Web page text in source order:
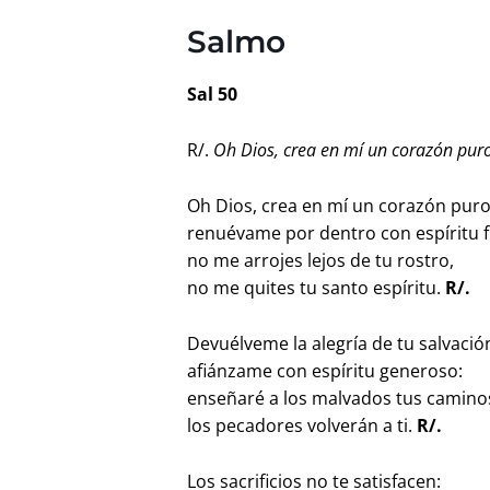
Salmo
Sal 50
R/. Oh Dios, crea en mí un corazón
Oh Dios, crea en mí un corazón
renuévame por dentro con espíritu
no me arrojes lejos de tu rostro,
no me quites tu santo espíritu. R/.
Devuélveme la alegría de tu
afiánzame con espíritu generoso:
enseñaré a los malvados tus
los pecadores volverán a ti. R/.
Los sacrificios no te satisfacen: